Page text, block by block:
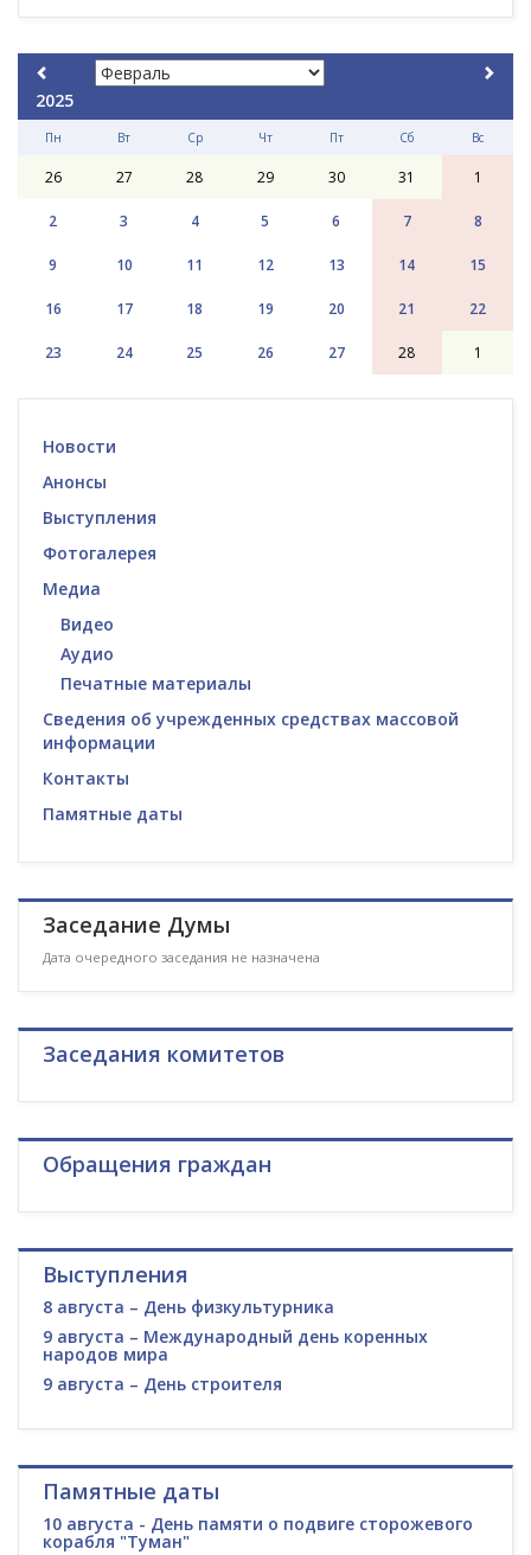
2025
Пн Вт Ср Чт Пт Сб Вс
26 27 28 29 30 31 1
2 3 4 5 6 7 8
9 10 11 12 13 14 15
16 17 18 19 20 21 22
23 24 25 26 27 28 1
Новости
Анонсы
Выступления
Фотогалерея
Медиа
Видео
Аудио
Печатные материалы
Сведения об учрежденных средствах массовой
информации
Контакты
Памятные даты
Заседание Думы
Дата очередного заседания не назначена
Заседания комитетов
Обращения граждан
Выступления
8 августа – День физкультурника
9 августа – Международный день коренных
народов мира
9 августа – День строителя
Памятные даты
10 августа - День памяти о подвиге сторожевого
корабля "Туман"